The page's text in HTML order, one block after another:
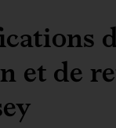
et de